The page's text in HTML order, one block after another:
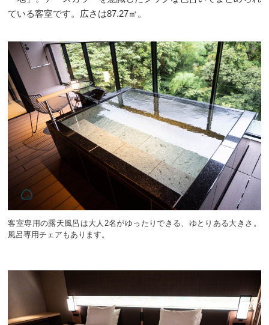
ている客室です。広さは87.27㎡。
客室専用の露天風呂は大人2名がゆったりできる、ゆとりある大きさ。
風呂専用チェアもあります。